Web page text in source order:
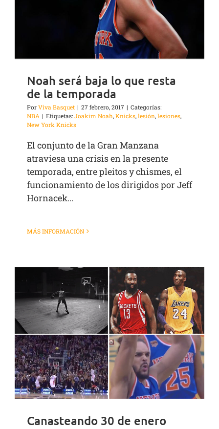
Noah será baja lo que resta
de la temporada
PorViva Basquet | 27 febrero, 2017 | Categorías:
NBA | Etiquetas:Joakim Noah,Knicks,lesión,lesiones,
New York Knicks
El conjunto de la Gran Manzana
atraviesa una crisis en la presente
temporada, entre pleitos y chismes, el
funcionamiento de los dirigidos por Jeff
Hornacek...
MÁS INFORMACIÓN
Canasteando 30 de enero